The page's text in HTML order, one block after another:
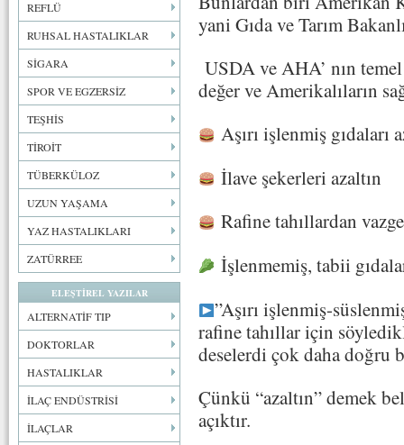
REFLÜ
RUHSAL HASTALIKLAR
SİGARA
SPOR VE EGZERSİZ
TEŞHİS
TİROİT
TÜBERKÜLOZ
UZUN YAŞAMA
YAZ HASTALIKLARI
ZATÜRREE
ELEŞTİREL YAZILAR
ALTERNATİF TIP
DOKTORLAR
HASTALIKLAR
İLAÇ ENDÜSTRİSİ
İLAÇLAR
yani Gıda ve Tarım
USDA ve AHA’ nın
değer ve Amerikalıların
Aşırı işlenmiş gıdaları
İlave şekerleri azaltın
Rafine tahıllardan
İşlenmemiş, tabii
”Aşırı işlenmiş-
rafine tahıllar için
deselerdi çok daha doğru
Çünkü “azaltın” demek
açıktır.